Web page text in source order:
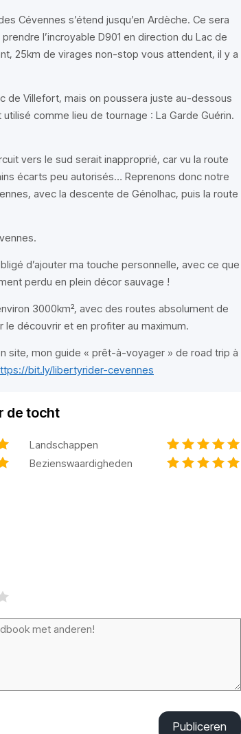
Cévennes s’étend jusqu’en Ardèche. Ce sera
l’incroyable D901 en direction du Lac de
25km de virages non-stop vous attendent, il y a
de Villefort, mais on poussera juste au-dessous
comme lieu de tournage : La Garde Guérin.
vers le sud serait inapproprié, car vu la route
écarts peu autorisés… Reprenons donc notre
avec la descente de Génolhac, puis la route
d’ajouter ma touche personnelle, avec ce que
perdu en plein décor sauvage !
3000km², avec des routes absolument de
le découvrir et en profiter au maximum.
site, mon guide « prêt-à-voyager » de road trip à
bit.ly/libertyrider-cevennes
de tocht
Landschappen
Bezienswaardigheden
Publiceren